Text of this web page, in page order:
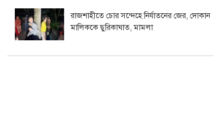
রাজশাহীতে চোর সন্দেহে নির্যাতনের জের, দোকান
মালিককে ছুরিকাঘাত, মামলা